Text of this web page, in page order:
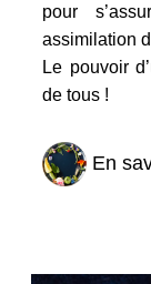
pour
assimilation
Le pouvoir
de tous !
En